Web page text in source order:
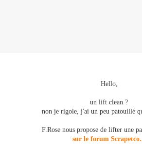
Hello,
un lift clean ?
non je rigole, j'ai un peu patouillé
F.Rose nous propose de lifter une
sur le forum